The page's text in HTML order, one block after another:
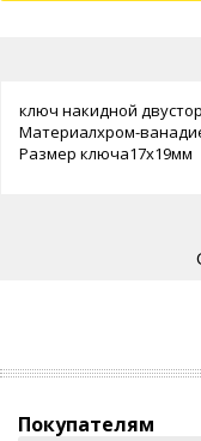
ключ накидной
Материалхром-
Размер ключа17х19мм
Покупателям